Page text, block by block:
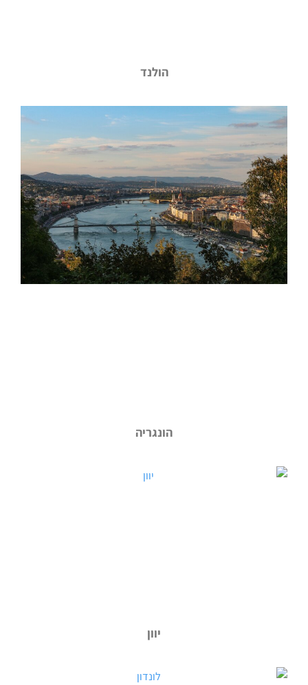
הולנד
הונגריה
יוון